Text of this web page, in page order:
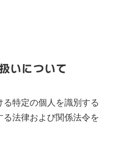
いについて
特定の個人を識別する
法律および関係法令を